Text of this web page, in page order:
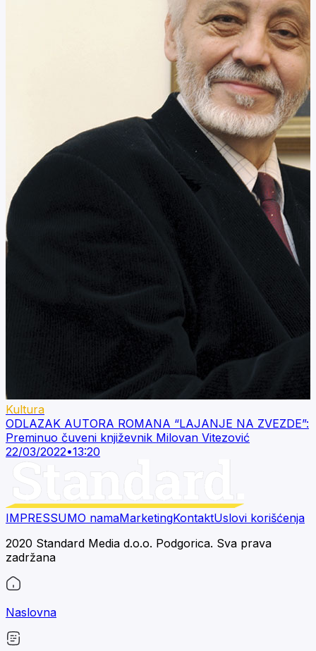
Kultura
ODLAZAK AUTORA ROMANA “LAJANJE NA ZVEZDE”:
Preminuo čuveni književnik Milovan Vitezović
22/03/2022•13:20
IMPRESSUMO namaMarketingKontaktUslovi korišćenja
2020 Standard Media d.o.o. Podgorica. Sva prava
zadržana
Naslovna